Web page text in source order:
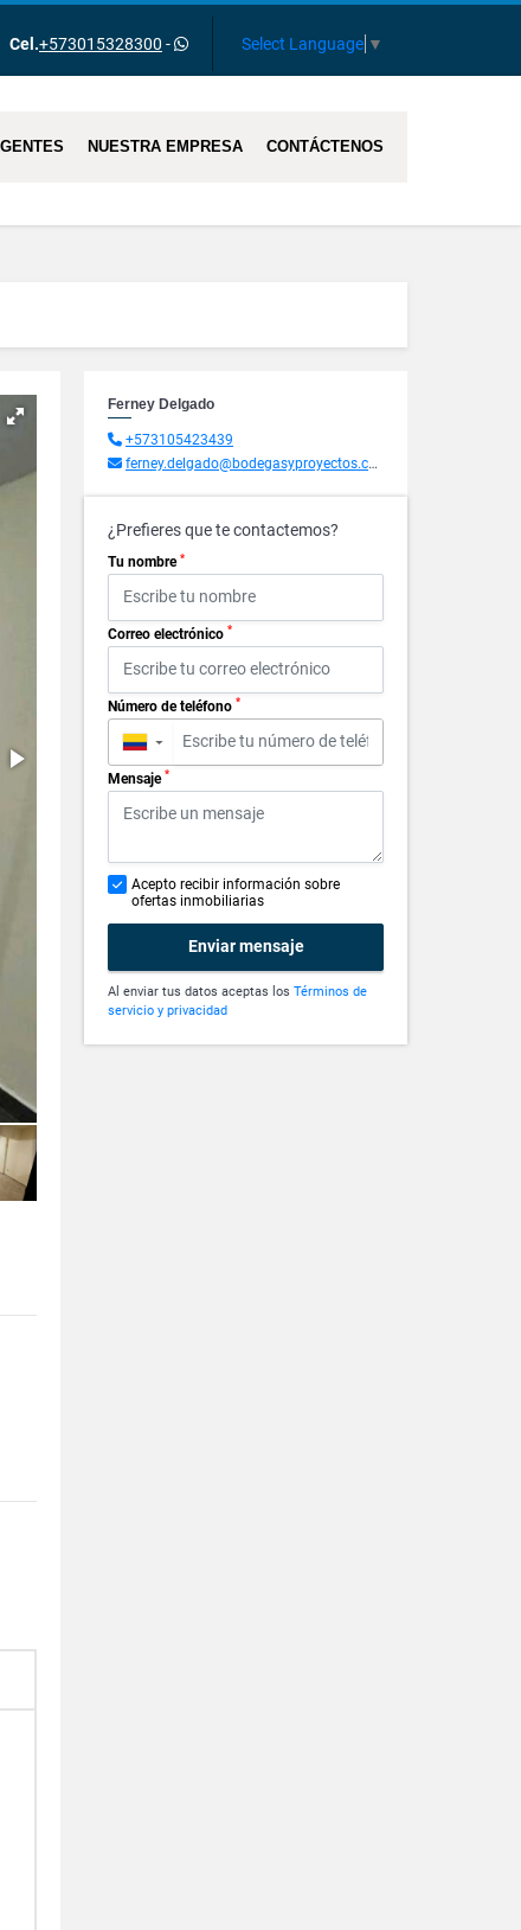
Cel.+573015328300 - Select Language ▼
NUESTRA EMPRESA CONTÁCTENOS
Ferney Delgado
+573105423439
ferney.delgado@bodegasyproyectos.com.co
¿Prefieres que te contactemos?
Tu nombre *
Correo electrónico *
Número de teléfono *
▼
Mensaje *
Acepto recibir información sobre
ofertas inmobiliarias
Enviar mensaje
Al enviar tus datos aceptas los Términos de
servicio y privacidad